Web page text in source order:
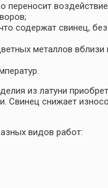
содержат свинец,
металлов вблизи
из латуни
Свинец снижает
видов работ: